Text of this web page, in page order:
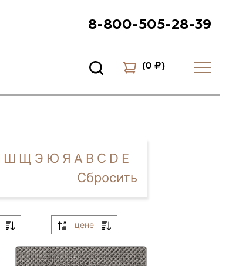
8-800-505-28-39
(0 ₽)
Ш Щ Э Ю Я A B C D E
Сбросить
цене